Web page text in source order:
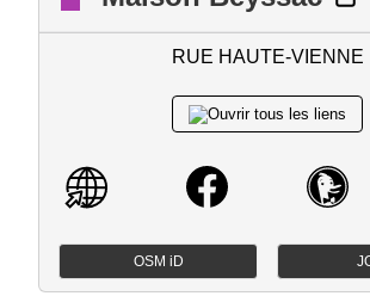
RUE HAUTE-VIENNE
OSM iD